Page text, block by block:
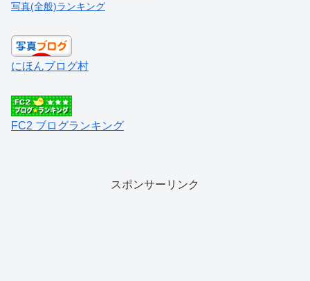
写真(全般)ランキング
にほんブログ村
FC2 ブログランキング
スポンサーリンク